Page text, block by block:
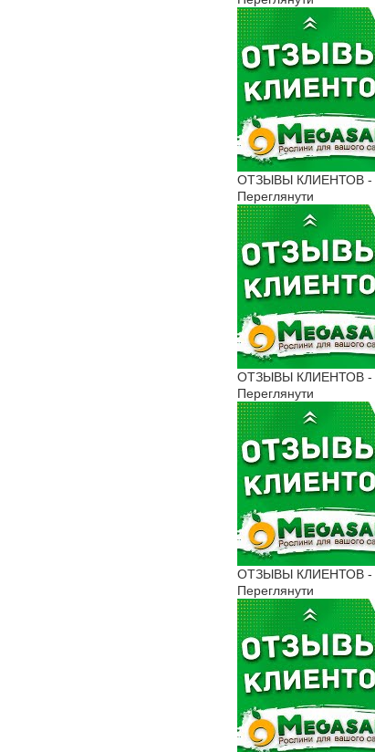
ОТЗЫВЫ КЛИЕНТОВ -
Переглянути
ОТЗЫВЫ КЛИЕНТОВ -
Переглянути
ОТЗЫВЫ КЛИЕНТОВ -
Переглянути